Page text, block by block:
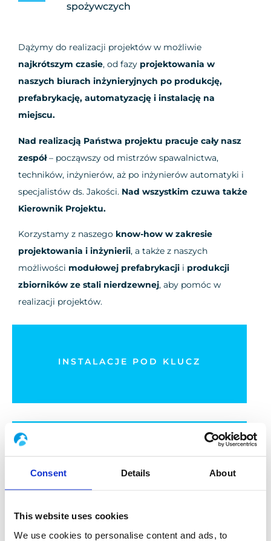
Consent Details About
This website uses cookies
We use cookies to personalise content and ads, to
spożywczych
Dążymy do realizacji projektów w możliwie
najkrótszym czasie, od fazy projektowania w
naszych biurach inżynieryjnych po produkcję,
prefabrykację, automatyzację i instalację na
miejscu.
Nad realizacją Państwa projektu pracuje cały nasz
zespół– począwszy od mistrzów spawalnictwa,
techników, inżynierów, aż po inżynierów automatyki i
specjalistów ds. Jakości. Nad wszystkim czuwa także
Kierownik Projektu.
Korzystamy z naszego know-how w zakresie
projektowania i inżynierii, a także z naszych
możliwości modułowej prefabrykacji i produkcji
zbiorników ze stali nierdzewnej, aby pomóc w
realizacji projektów.
INSTALACJE POD KLUCZ
brownfield
Sukces projektów przemysłowych jest naszym
DOWIEDZ SIĘ WIĘCEJ